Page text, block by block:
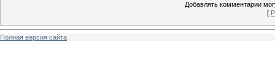
Добавлять комментарии
[
Полная версия сайта